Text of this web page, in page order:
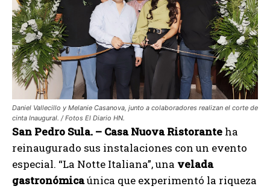
Daniel Vallecillo y Melanie Casanova, junto a colaboradores realizan el corte de
cinta Inaugural. / Fotos El Diario HN.
San Pedro Sula. – Casa Nuova Ristorante ha
reinaugurado sus instalaciones con un evento
especial. “La Notte Italiana”, una velada
gastronómicaúnica que experimentó la riqueza